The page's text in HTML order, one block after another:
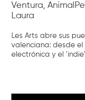
Ventura,
Laura
Les Arts abre sus
valenciana: desde
electrónica y el